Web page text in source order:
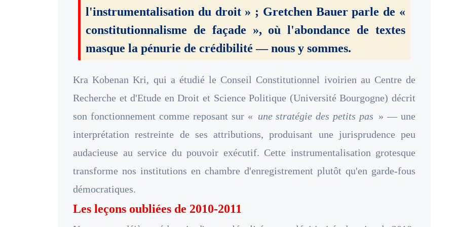
l'instrumentalisation du droit » ; Gretchen Bauer parle de «
constitutionnalisme de façade », où l'abondance de textes
masque la pénurie de crédibilité — nous y sommes.
Kra Kobenan Kri, qui a étudié le Conseil Constitutionnel ivoirien au Centre de
Recherche et d'Etude en Droit et Science Politique (Université Bourgogne) décrit
son fonctionnement comme reposant sur « une stratégie des petits pas » — une
interprétation restreinte de ses attributions, produisant une jurisprudence peu
audacieuse au service du pouvoir exécutif. Cette instrumentalisation grotesque
transforme nos institutions en chambre d'enregistrement plutôt qu'en garde-fous
démocratiques.
Les leçons oubliées de 2010-2011